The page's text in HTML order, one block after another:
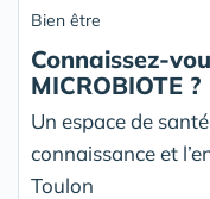
Bien être
Connaissez-
MICROBIOTE ?
Un espace de
connaissance et
Toulon